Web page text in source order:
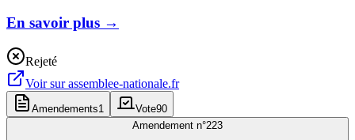
En savoir plus →
Rejeté
Voir surassemblee-nationale.fr
Amendements1 Vote90
Amendement n°223